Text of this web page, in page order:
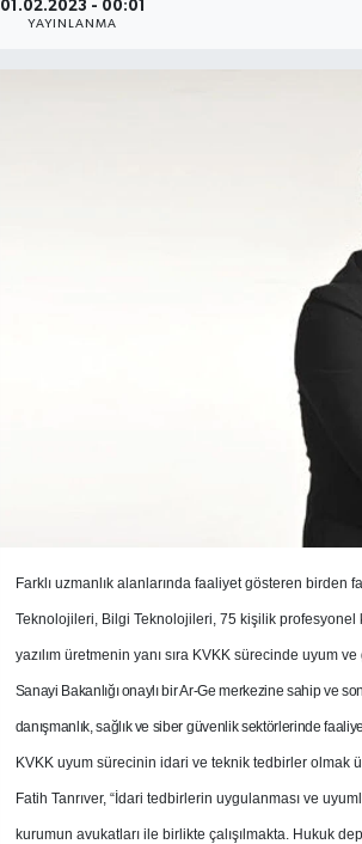
01.02.2023 - 00:01
YAYINLANMA
Farklı uzmanlık alanlarında faaliyet gösteren birden
Teknolojileri, Bilgi Teknolojileri, 75 kişilik profesyonel
yazılım üretmenin yanı sıra KVKK sürecinde uyum
Sanayi Bakanlığı onaylı bir Ar-Ge merkezine sahip ve
danışmanlık, sağlık ve siber güvenlik sektörlerinde
KVKK uyum sürecinin idari ve teknik tedbirler olmak
Fatih Tanrıver, “İdari tedbirlerin uygulanması ve
kurumun avukatları ile birlikte çalışılmakta. Hukuk